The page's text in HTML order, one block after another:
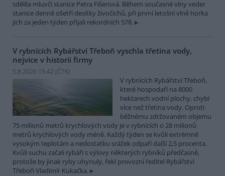
sdělila mluvčí stanice Petra Fišerová. Během současné vlny veder
stanice denně ošetří desítky živočichů, při první letošní vlně horka
jich za jeden týden přijali rekordních 578.
V rybnících Rybářství Třeboň vyschla třetina vody,
nejvíce v historii firmy
5.8.2026 15:42 (ČTK)
V rybnících Rybářství Třeboň,
které hospodaří na 8000
hektarech vodní plochy, chybí
více než třetina vody. Oproti
běžnému zdržovaném objemu
75 milionů metrů krychlových vody je v rybnících o 28 milionů
metrů krychlových vody méně. Každý týden se kvůli extrémně
vysokým teplotám a nedostatku srážek odpaří další 2,5 procenta.
Kvůli suchu začali rybáři s výlovy některých rybníků předčasně,
protože by jinak ryby uhynuly, řekl provozní ředitel Rybářství
Třeboň Vladimír Kukačka.